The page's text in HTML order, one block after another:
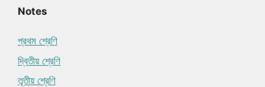
Notes
প্রথম শ্রেণি
দ্বিতীয় শ্রেণি
তৃতীয় শ্রেণি